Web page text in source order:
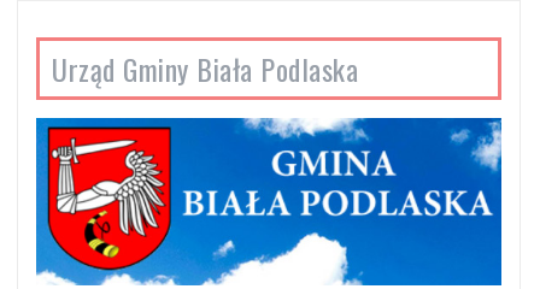
Urząd Gminy Biała Podlaska